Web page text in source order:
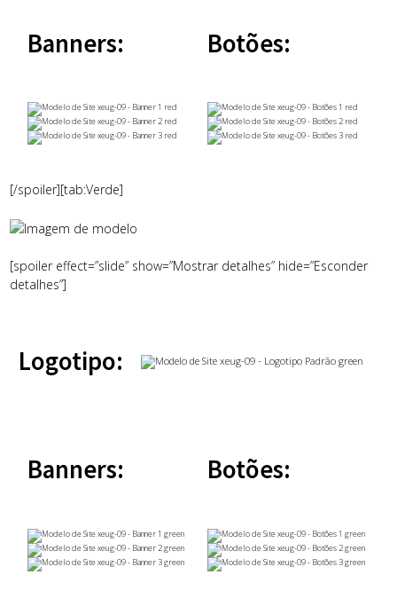
Banners: Botões:
[/spoiler][tab:Verde]
[spoiler effect=”slide” show=”Mostrar detalhes” hide=”Esconder
detalhes”]
Logotipo:
Banners: Botões: